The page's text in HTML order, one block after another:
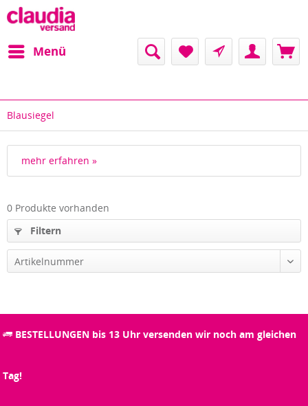
Menü
Blausiegel
mehr erfahren »
0 Produkte vorhanden
Filtern
Artikelnummer
BESTELLUNGEN bis 13 Uhr versenden wir noch am gleichen
Tag!